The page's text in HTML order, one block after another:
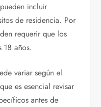
incluir
de residencia. Por
requerir que los
18 años.
variar según el
es esencial revisar
antes de